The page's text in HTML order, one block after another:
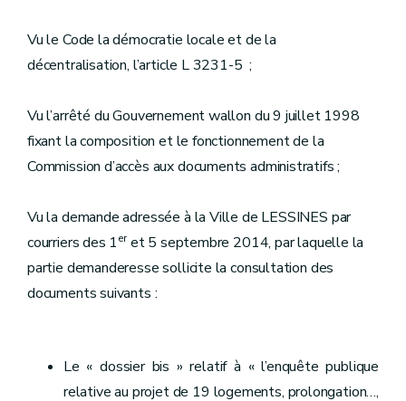
Vu le Code la démocratie locale et de la
décentralisation, l’article L 3231-5 ;
Vu l’arrêté du Gouvernement wallon du 9 juillet 1998
fixant la composition et le fonctionnement de la
Commission d’accès aux documents administratifs ;
Vu la demande adressée à la Ville de LESSINES par
courriers des 1eret 5 septembre 2014, par laquelle la
partie demanderesse sollicite la consultation des
documents suivants :
Le « dossier bis » relatif à « l’enquête publique
relative au projet de 19 logements, prolongation…,